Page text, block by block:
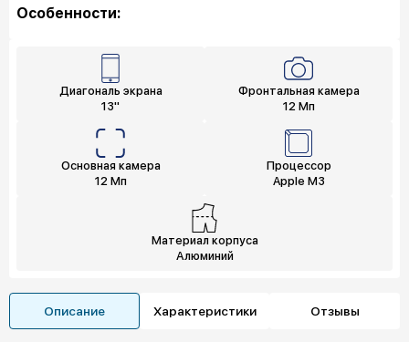
Особенности:
Диагональ экрана
13"
Фронтальная камера
12 Мп
Основная камера
12 Мп
Процессор
Apple M3
Материал корпуса
Алюминий
Описание Характеристики Отзывы